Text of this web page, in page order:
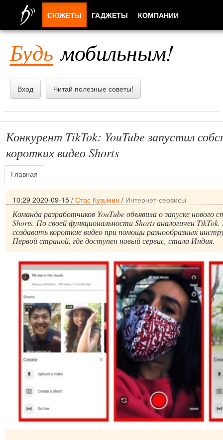
Будь мобильным!
Вход Читай полезные советы!
Конкурент TikTok: YouTube запустил
коротких видео Shorts
Главная
10:29 2020-09-15 / Стас Кузьмин / Интернет-сервисы
Команда разработчиков YouTube объявила о запуске нового
Shorts. По своей функциональности Shorts аналогичен
создавать короткие видео при помощи разнообразных
Первой страной, где доступен новый сервис, стала Индия.
СЮЖЕТЫ ГАДЖЕТЫ КОМПАНИИ
ПРИЛОЖЕНИЯ